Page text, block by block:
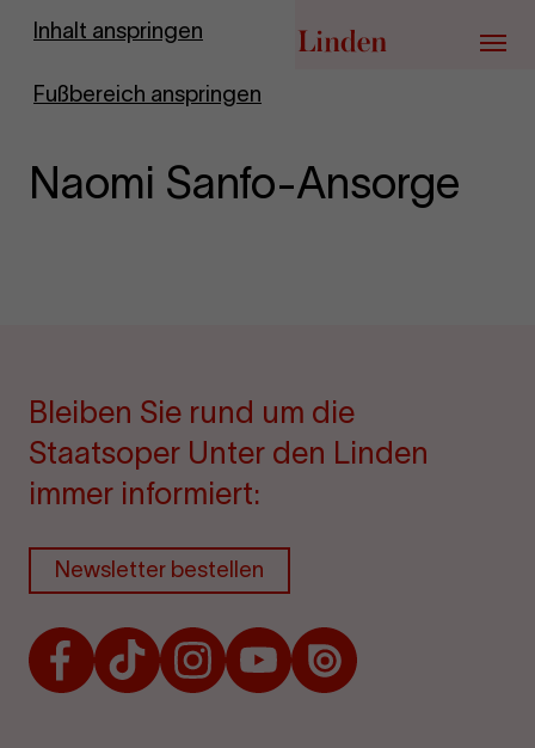
Inhalt anspringen
Fußbereich anspringen
Zur Startseite
Menü
Naomi Sanfo-Ansorge
Bleiben Sie rund um die
Staatsoper Unter den Linden
immer informiert:
Newsletter bestellen
FacebookTikTokInstagramYoutubeIssuu